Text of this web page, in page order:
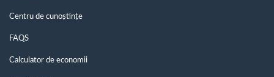
Centru de cunoștințe
FAQS
Calculator de economii